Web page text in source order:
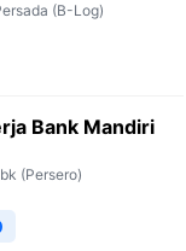
(B-Log)
Bank Mandiri
(Persero)